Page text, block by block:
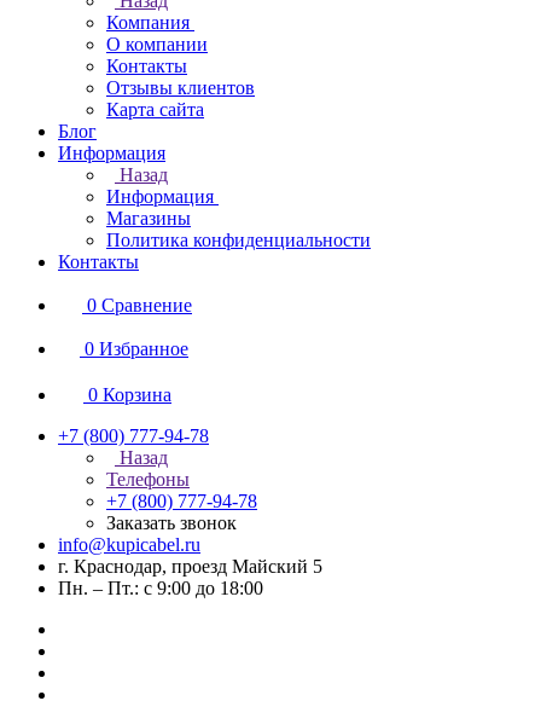
Компания
О компании
Контакты
Отзывы клиентов
Карта сайта
Блог
Информация
Назад
Информация
Магазины
Политика конфиденциальности
Контакты
0 Сравнение
0 Избранное
0 Корзина
+7 (800) 777-94-78
Назад
Телефоны
+7 (800) 777-94-78
Заказать звонок
info@kupicabel.ru
г. Краснодар, проезд Майский 5
Пн. – Пт.: с 9:00 до 18:00